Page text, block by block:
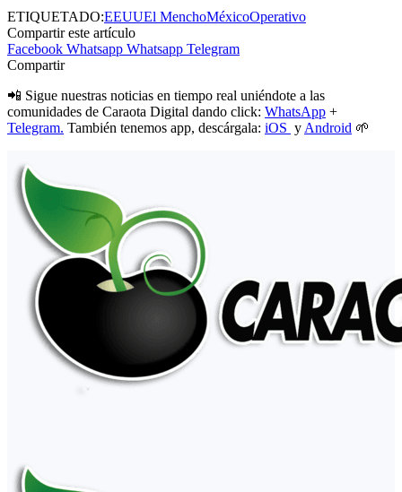
ETIQUETADO:EEUUEl MenchoMéxicoOperativo
Compartir este artículo
Facebook Whatsapp Whatsapp Telegram
Compartir
📲 Sigue nuestras noticias en tiempo real uniéndote a las
comunidades de Caraota Digital dando click: WhatsApp +
Telegram. También tenemos app, descárgala: iOS y Android 🌱